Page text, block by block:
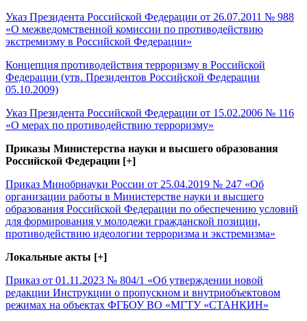
Указ Президента Российской Федерации от 26.07.2011 № 988
«О межведомственной комиссии по противодействию
экстремизму в Российской Федерации»
Концепция противодействия терроризму в Российской
Федерации (утв. Президентов Российской Федерации
05.10.2009)
Указ Президента Российской Федерации от 15.02.2006 № 116
«О мерах по противодействию терроризму»
Приказы Министерства науки и высшего образования
Российской Федерации [+]
Приказ Минобрнауки России от 25.04.2019 № 247 «Об
организации работы в Министерстве науки и высшего
образования Российской Федерации по обеспечению условий
для формирования у молодежи гражданской позиции,
противодействию идеологии терроризма и экстремизма»
Локальные акты [+]
Приказ от 01.11.2023 № 804/1 «Об утверждении новой
редакции Инструкции о пропускном и внутриобъектовом
режимах на объектах ФГБОУ ВО «МГТУ «СТАНКИН»